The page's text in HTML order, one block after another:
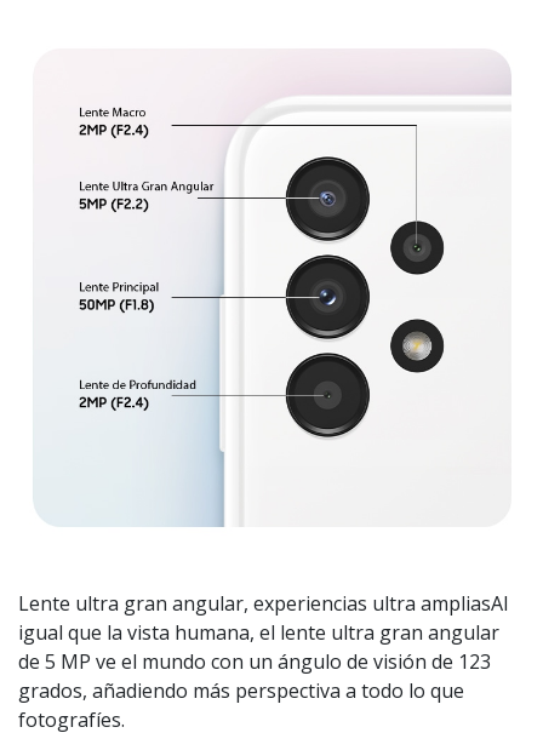
Lente ultra gran angular, experiencias ultra ampliasAl
igual que la vista humana, el lente ultra gran angular
de 5 MP ve el mundo con un ángulo de visión de 123
grados, añadiendo más perspectiva a todo lo que
fotografíes.